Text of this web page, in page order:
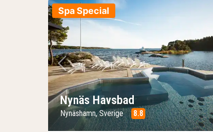
Spa Special
Forrige bilde
Nynäs Havsbad
Nynäshamn, Sverige 8.8